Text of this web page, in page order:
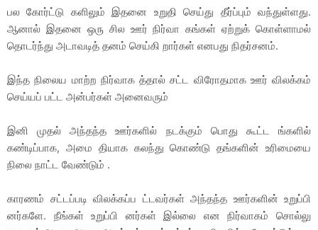
பல கோர்ட்டு களிலும் இதனை உறுதி செய்து தீர்ப்பும் வந்துள்ளது.
ஆனால் இதனை ஒரு சில ஊர் நிர்வா கங்கள் ஏற்றுக் கொள்ளாமல்
தொடர்ந்து அடாவடித் தனம் செய்கி றார்கள் எனபது நிதர்சனம்.
இந்த நிலைய மாற்ற நிர்வாக த்தால் சட்ட விரோதமாக ஊர் விலக்கம்
செய்யப் பட்ட அன்பர்கள் அனைவரும்
இனி முதல் அந்தந்த ஊர்களில் நடக்கும் பொது கூட்ட ங்களில்
கண்டிப்பாக, அமை தியாக கலந்து கொண்டு தங்களின் உரிமையை
நிலை நாட்ட வேண்டும் .
காரணம் சட்டப்படி விலக்கப்ப ட்டவர்கள் அந்தந்த ஊர்களின் உறுப்பி
னர்களே. நீங்கள் உறுப்பி னர்கள் இல்லை என நிர்வாகம் சொல்லு